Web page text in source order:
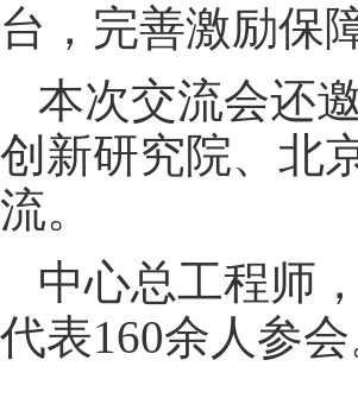
台，完善激励保
本次交流会还
创新研究院、北
流。
中心总工程师
代表160余人参